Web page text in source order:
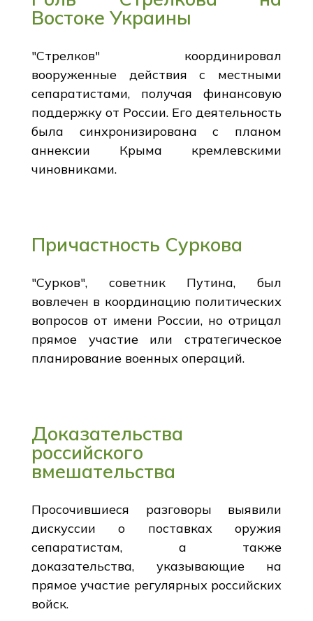
Востоке Украины
"Стрелков" координировал
вооруженные действия с местными
сепаратистами, получая финансовую
поддержку от России. Его деятельность
была синхронизирована с планом
аннексии Крыма кремлевскими
чиновниками.
Причастность Суркова
"Сурков", советник Путина, был
вовлечен в координацию политических
вопросов от имени России, но отрицал
прямое участие или стратегическое
планирование военных операций.
Доказательства
российского
вмешательства
Просочившиеся разговоры выявили
дискуссии о поставках оружия
сепаратистам, а также
доказательства, указывающие на
прямое участие регулярных российских
войск.